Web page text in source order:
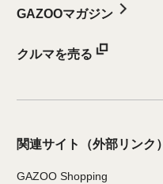
GAZOOマガジン
クルマを売る
関連サイト （外部リンク）
GAZOO Shopping